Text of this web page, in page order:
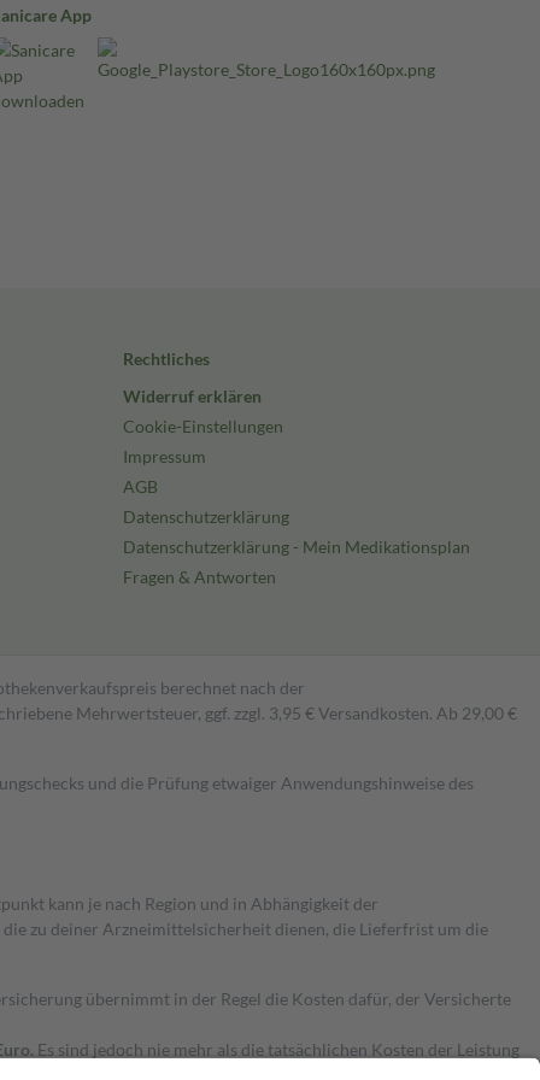
App
Rechtliches
Widerruf erklären
Cookie-Einstellungen
Impressum
AGB
Datenschutzerklärung
Datenschutzerklärung - Mein Medikationsplan
Fragen & Antworten
berechnet nach der
Mehrwertsteuer, ggf. zzgl. 3,95 € Versandkosten. Ab 29,00 €
und die Prüfung etwaiger Anwendungshinweise des
kann je nach Region und in Abhängigkeit der
zu deiner Arzneimittelsicherheit dienen, die Lieferfrist um die
übernimmt in der Regel die Kosten dafür, der Versicherte
Es sind jedoch nie mehr als die tatsächlichen Kosten der Leistung